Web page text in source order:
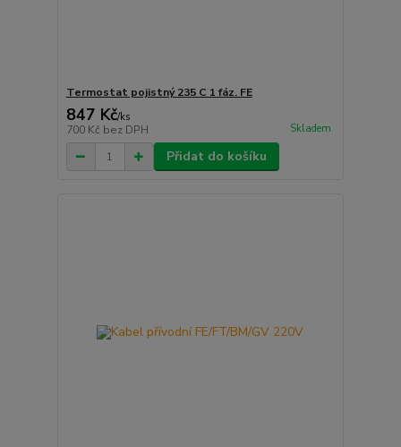
Termostat pojistný 235 C 1 fáz. FE
847 Kč/ks
700 Kč bez DPH Skladem
Přidat do košíku